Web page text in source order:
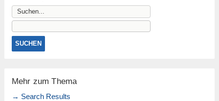
Mehr zum Thema
→ Search Results